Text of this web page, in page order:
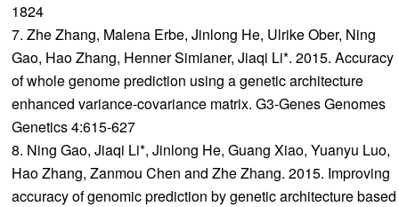
1824
7. Zhe Zhang, Malena Erbe, Jinlong He, Ulrike Ober, Ning
Gao, Hao Zhang, Henner Simianer, Jiaqi Li*. 2015. Accuracy
of whole genome prediction using a genetic architecture
enhanced variance-covariance matrix. G3-Genes Genomes
Genetics 4:615-627
8. Ning Gao, Jiaqi Li*, Jinlong He, Guang Xiao, Yuanyu Luo,
Hao Zhang, Zanmou Chen and Zhe Zhang. 2015. Improving
accuracy of genomic prediction by genetic architecture based